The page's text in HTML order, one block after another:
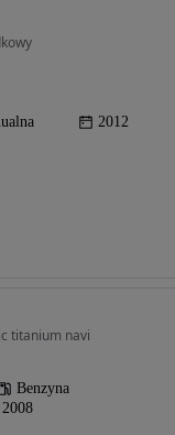
2012
titanium navi
Benzyna
2008